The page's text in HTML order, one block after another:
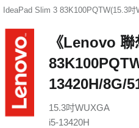
IdeaPad Slim 3 83K100PQTW(15.3
《Lenovo
13420H/8G/
15.3吋WUXGA
i5-13420H